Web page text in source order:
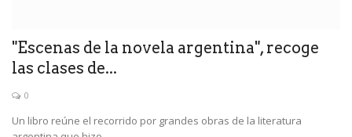
"Escenas de la novela argentina", recoge
las clases de...
0
Un libro reúne el recorrido por grandes obras de la literatura